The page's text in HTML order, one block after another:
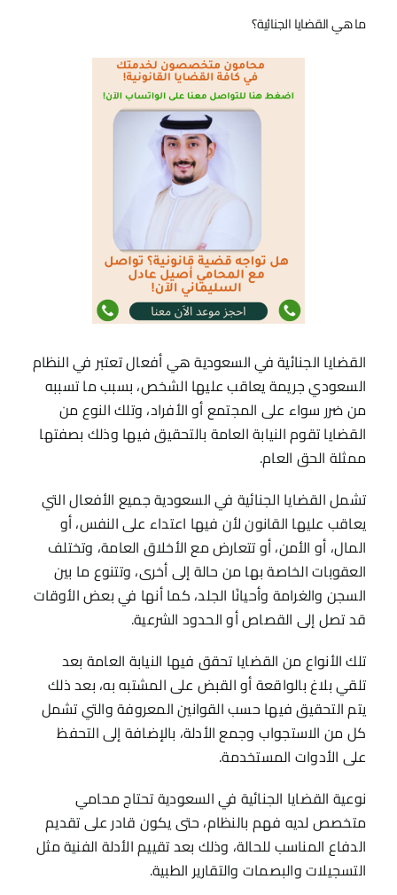
ما هي القضايا الجنائية؟
القضايا الجنائية في السعودية هي أفعال تعتبر في النظام
السعودي جريمة يعاقب عليها الشخص، بسبب ما تسببه
من ضرر سواء على المجتمع أو الأفراد، وتلك النوع من
القضايا تقوم النيابة العامة بالتحقيق فيها وذلك بصفتها
ممثلة الحق العام.
تشمل القضايا الجنائية في السعودية جميع الأفعال التي
يعاقب عليها القانون لأن فيها اعتداء على النفس، أو
المال، أو الأمن، أو تتعارض مع الأخلاق العامة، وتختلف
العقوبات الخاصة بها من حالة إلى أخرى، وتتنوع ما بين
السجن والغرامة وأحيانًا الجلد، كما أنها في بعض الأوقات
قد تصل إلى القصاص أو الحدود الشرعية.
تلك الأنواع من القضايا تحقق فيها النيابة العامة بعد
تلقي بلاغ بالواقعة أو القبض على المشتبه به، بعد ذلك
يتم التحقيق فيها حسب القوانين المعروفة والتي تشمل
كل من الاستجواب وجمع الأدلة، بالإضافة إلى التحفظ
على الأدوات المستخدمة.
نوعية القضايا الجنائية في السعودية تحتاج محامي
متخصص لديه فهم بالنظام، حتى يكون قادر على تقديم
الدفاع المناسب للحالة، وذلك بعد تقييم الأدلة الفنية مثل
التسجيلات والبصمات والتقارير الطبية.